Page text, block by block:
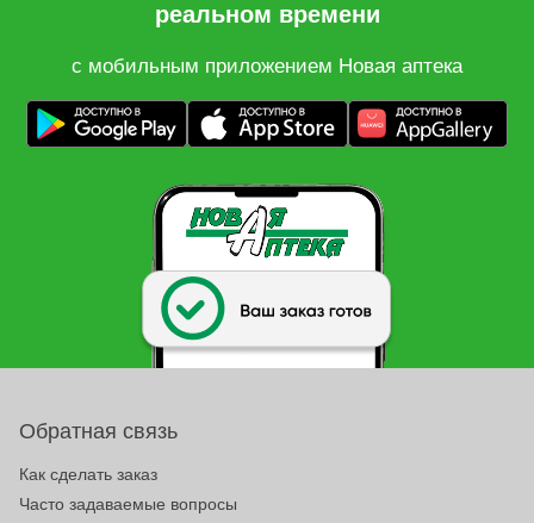
реальном времени
с мобильным приложением Новая аптека
Обратная связь
Как сделать заказ
Часто задаваемые вопросы